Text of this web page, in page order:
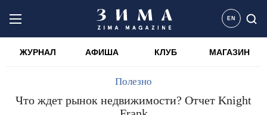
EN
ЖУРНАЛ АФИША КЛУБ МАГАЗИН
Полезно
Что ждет рынок недвижимости? Отчет Knight